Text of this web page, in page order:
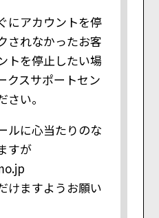
にアカウントを停
されなかったお客
トを停止したい場
クスサポートセン
い。
ルに心当たりのな
すが
けますようお願い